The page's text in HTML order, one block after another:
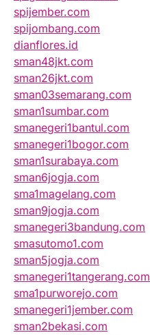
spijember.com
spijombang.com
dianflores.id
sman48jkt.com
sman26jkt.com
sman03semarang.com
sman1sumbar.com
smanegeri1bantul.com
smanegeri1bogor.com
sman1surabaya.com
sman6jogja.com
sma1magelang.com
sman9jogja.com
smanegeri3bandung.com
smasutomo1.com
sman5jogja.com
smanegeri1tangerang.com
sma1purworejo.com
smanegeri1jember.com
sman2bekasi.com